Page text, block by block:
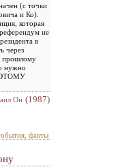
(с точки
и Ко).
которая
не
в
через
прошлому
нужно
ЭТОМУ
Он (1987)
факты